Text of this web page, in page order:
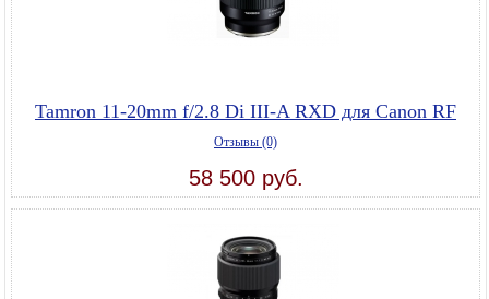
Tamron 11-20mm f/2.8 Di III-A RXD для Canon RF
Отзывы (0)
58 500 руб.